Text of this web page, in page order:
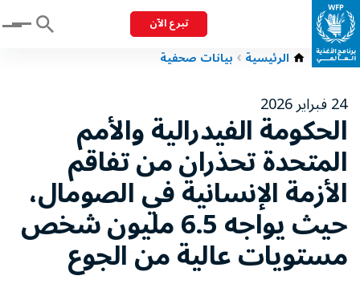
تبرع الآن Menu
الرئيسية بيانات صحفية
24 فبراير 2026
الحكومة الفيدرالية والأمم
المتحدة تحذران من تفاقم
الأزمة الإنسانية في الصومال،
حيث يواجه 6.5 مليون شخص
مستويات عالية من الجوع